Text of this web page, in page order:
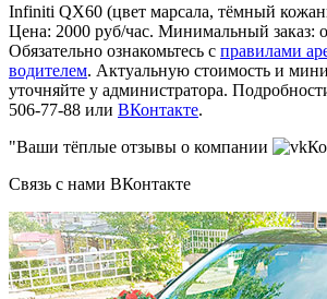
Infiniti QX60 (цвет марсала, тёмный
Цена: 2000 руб/час. Минимальный заказ:
Обязательно ознакомьтесь с правилами
водителем. Актуальную стоимость и
уточняйте у администратора.
506-77-88 или ВКонтакте.
"Ваши тёплые отзывы о компании
Связь с нами ВКонтакте